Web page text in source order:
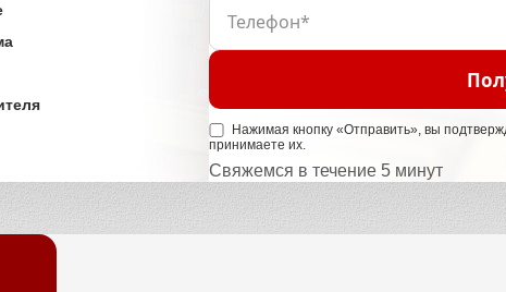
Нажимая кнопку «Отправить», вы
принимаете их.
Свяжемся в течение 5 минут